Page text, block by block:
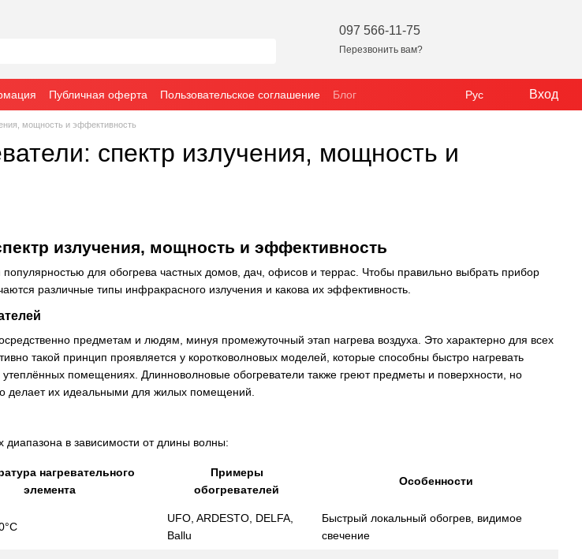
097 566-11-75
Перезвонить вам?
Публичная оферта Пользовательское соглашение Блог Рус Вход
мощность и эффективность
спектр излучения, мощность и
излучения, мощность и эффективность
для обогрева частных домов, дач, офисов и террас. Чтобы правильно выбрать прибор
различные типы инфракрасного излучения и какова их эффективность.
предметам и людям, минуя промежуточный этап нагрева воздуха. Это характерно для всех
такой принцип проявляется у коротковолновых моделей, которые способны быстро нагревать
помещениях. Длинноволновые обогреватели также греют предметы и поверхности, но
делает их идеальными для жилых помещений.
в зависимости от длины волны:
нагревательного
элемента
Примеры
обогревателей
Особенности
UFO, ARDESTO, DELFA,
Ballu
Быстрый локальный обогрев, видимое
свечение